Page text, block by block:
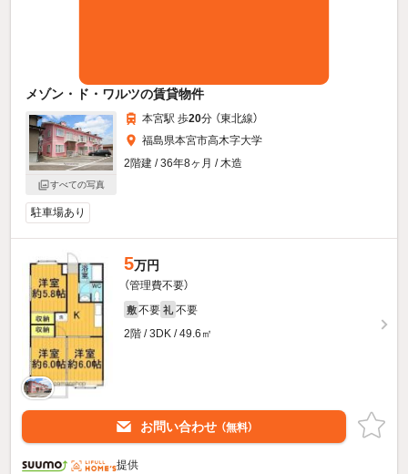
メゾン・ド・ワルツの賃貸物件
すべての写真
本宮駅 歩20分 （東北線）
福島県本宮市高木字大学
2階建 / 36年8ヶ月 / 木造
駐車場あり
5万円
（管理費不要）
敷 不要 礼 不要
2階 / 3DK / 49.6㎡
お問い合わせ （無料）
提供